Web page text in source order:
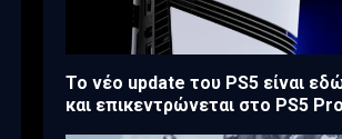
Το νέο update του PS5 είναι
και επικεντρώνεται στο PS5 Pro